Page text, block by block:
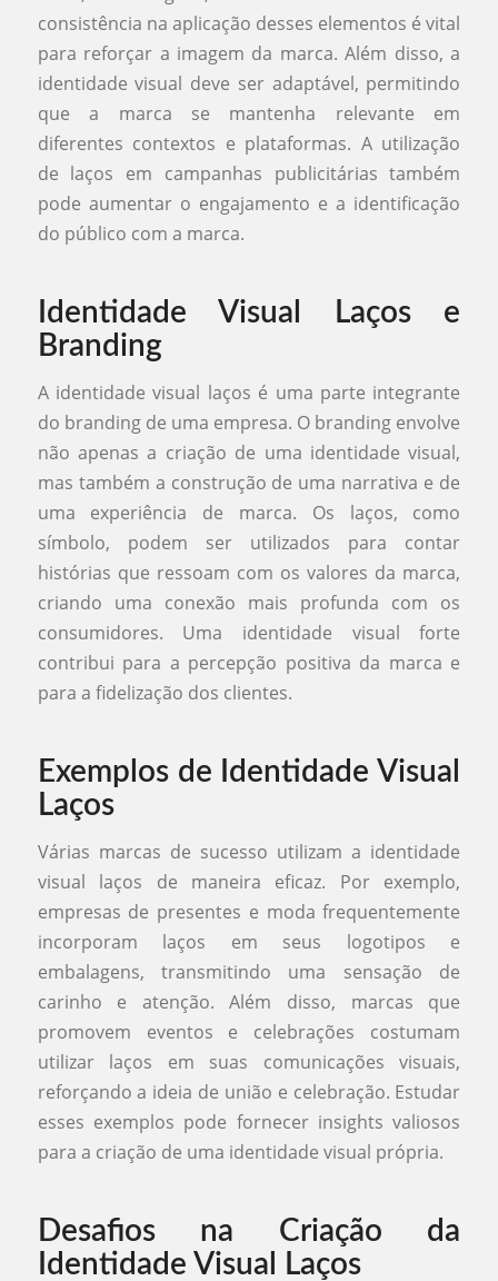
consistência na aplicação desses elementos é vital
para reforçar a imagem da marca. Além disso, a
identidade visual deve ser adaptável, permitindo
que a marca se mantenha relevante em
diferentes contextos e plataformas. A utilização
de laços em campanhas publicitárias também
pode aumentar o engajamento e a identificação
do público com a marca.
Identidade Visual Laços e
Branding
A identidade visual laços é uma parte integrante
do branding de uma empresa. O branding envolve
não apenas a criação de uma identidade visual,
mas também a construção de uma narrativa e de
uma experiência de marca. Os laços, como
símbolo, podem ser utilizados para contar
histórias que ressoam com os valores da marca,
criando uma conexão mais profunda com os
consumidores. Uma identidade visual forte
contribui para a percepção positiva da marca e
para a fidelização dos clientes.
Exemplos de Identidade Visual
Laços
Várias marcas de sucesso utilizam a identidade
visual laços de maneira eficaz. Por exemplo,
empresas de presentes e moda frequentemente
incorporam laços em seus logotipos e
embalagens, transmitindo uma sensação de
carinho e atenção. Além disso, marcas que
promovem eventos e celebrações costumam
utilizar laços em suas comunicações visuais,
reforçando a ideia de união e celebração. Estudar
esses exemplos pode fornecer insights valiosos
para a criação de uma identidade visual própria.
Desafios na Criação da
Identidade Visual Laços